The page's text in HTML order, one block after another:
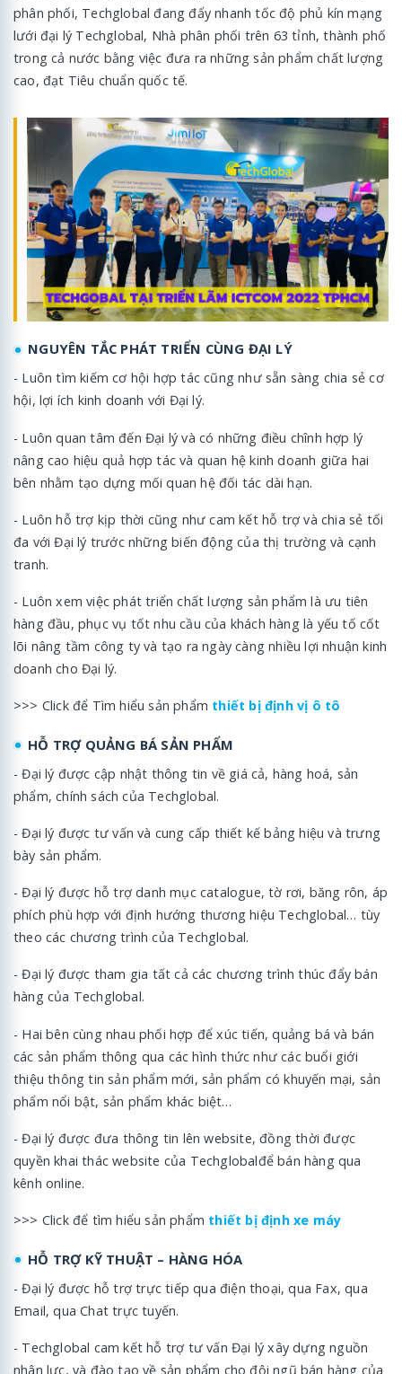
phân phối, Techglobal đang đẩy nhanh tốc độ phủ kín mạng
lưới đại lý Techglobal, Nhà phân phối trên 63 tỉnh, thành phố
trong cả nước bằng việc đưa ra những sản phẩm chất lượng
cao, đạt Tiêu chuẩn quốc tế.
NGUYÊN TẮC PHÁT TRIỂN CÙNG ĐẠI LÝ
- Luôn tìm kiếm cơ hội hợp tác cũng như sẵn sàng chia sẻ cơ
hội, lợi ích kinh doanh với Đại lý.
- Luôn quan tâm đến Đại lý và có những điều chînh hợp lý
nâng cao hiệu quả hợp tác và quan hệ kinh doanh giữa hai
bên nhằm tạo dựng mối quan hệ đối tác dài hạn.
- Luôn hỗ trợ kịp thời cũng như cam kết hỗ trợ và chia sẻ tối
đa với Đại lý trước những biến động của thị trường và cạnh
tranh.
- Luôn xem việc phát triển chất lượng sản phẩm là ưu tiên
hàng đầu, phục vụ tốt nhu cầu của khách hàng là yếu tố cốt
lõi nâng tầm công ty và tạo ra ngày càng nhiều lợi nhuận kinh
doanh cho Đại lý.
>>> Click để Tìm hiểu sản phẩm thiết bị định vị ô tô
HỖ TRỢ QUẢNG BÁ SẢN PHẨM
- Đại lý được cập nhật thông tin về giá cả, hàng hoá, sản
phẩm, chính sách của Techglobal.
- Đại lý được tư vấn và cung cấp thiết kế bảng hiệu và trưng
bày sản phẩm.
- Đại lý được hỗ trợ danh mục catalogue, tờ rơi, băng rôn, áp
phích phù hợp với định hướng thương hiệu Techglobal… tùy
theo các chương trình của Techglobal.
- Đại lý được tham gia tất cả các chương trình thúc đẩy bán
hàng của Techglobal.
- Hai bên cùng nhau phối hợp để xúc tiến, quảng bá và bán
các sản phẩm thông qua các hình thức như các buổi giới
thiệu thông tin sản phẩm mới, sản phẩm có khuyến mại, sản
phẩm nổi bật, sản phẩm khác biệt…
- Đại lý được đưa thông tin lên website, đồng thời được
quyền khai thác website của Techglobalđể bán hàng qua
kênh online.
>>> Click để tìm hiểu sản phẩm thiết bị định xe máy
HỖ TRỢ KỸ THUẬT – HÀNG HÓA
- Đại lý được hỗ trợ trực tiếp qua điện thoại, qua Fax, qua
Email, qua Chat trực tuyến.
- Techglobal cam kết hỗ trợ tư vấn Đại lý xây dựng nguồn
nhân lực, và đào tạo về sản phẩm cho đội ngũ bán hàng của